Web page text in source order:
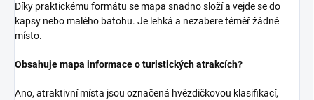
Díky praktickému formátu se mapa snadno složí a vejde se do
kapsy nebo malého batohu. Je lehká a nezabere téměř žádné
místo.
Obsahuje mapa informace o turistických atrakcích?
Ano, atraktivní místa jsou označená hvězdičkovou klasifikací,